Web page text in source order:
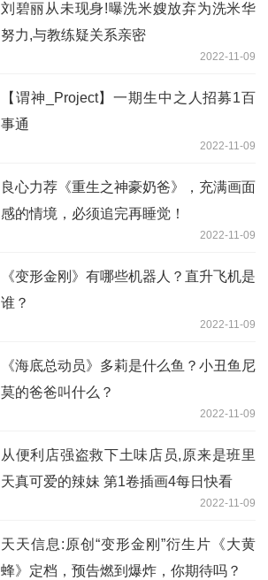
刘碧丽从未现身!曝洗米嫂放弃为洗米华
努力,与教练疑关系亲密
2022-11-09
【谓神_Project】一期生中之人招募1百
事通
2022-11-09
良心力荐《重生之神豪奶爸》，充满画面
感的情境，必须追完再睡觉！
2022-11-09
《变形金刚》有哪些机器人？直升飞机是
谁？
2022-11-09
《海底总动员》多莉是什么鱼？小丑鱼尼
莫的爸爸叫什么？
2022-11-09
从便利店强盗救下土味店员,原来是班里
天真可爱的辣妹 第1卷插画4每日快看
2022-11-09
天天信息:原创“变形金刚”衍生片《大黄
蜂》定档，预告燃到爆炸，你期待吗？